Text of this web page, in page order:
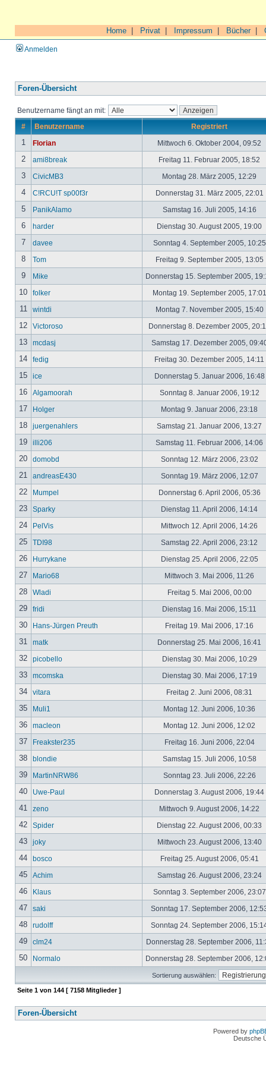
Home Privat Impressum Bücher|
Anmelden
Foren-Übersicht
Benutzername fängt an mit:
# Benutzername Registriert
1 Florian Mittwoch 6. Oktober 2004, 09:52
2 ami8break Freitag 11. Februar 2005, 18:52
3 CivicMB3 Montag 28. März 2005, 12:29
4 C!RCU!T sp00f3r Donnerstag 31. März 2005, 22:01
5 PanikAlamo Samstag 16. Juli 2005, 14:16
6 harder Dienstag 30. August 2005, 19:00
7 davee Sonntag 4. September 2005,
8 Tom Freitag 9. September 2005, 13:05
9 Mike Donnerstag 15. September 2005,
10 folker Montag 19. September 2005,
11 wintdi Montag 7. November 2005, 15:40
12 Victoroso Donnerstag 8. Dezember 2005,
13 mcdasj Samstag 17. Dezember 2005,
14 fedig Freitag 30. Dezember 2005, 14:11
15 ice Donnerstag 5. Januar 2006, 16:48
16 Algamoorah Sonntag 8. Januar 2006, 19:12
17 Holger Montag 9. Januar 2006, 23:18
18 juergenahlers Samstag 21. Januar 2006, 13:27
19 illi206 Samstag 11. Februar 2006, 14:06
20 domobd Sonntag 12. März 2006, 23:02
21 andreasE430 Sonntag 19. März 2006, 12:07
22 Mumpel Donnerstag 6. April 2006, 05:36
23 Sparky Dienstag 11. April 2006, 14:14
24 PelVis Mittwoch 12. April 2006, 14:26
25 TDI98 Samstag 22. April 2006, 23:12
26 Hurrykane Dienstag 25. April 2006, 22:05
27 Mario68 Mittwoch 3. Mai 2006, 11:26
28 Wladi Freitag 5. Mai 2006, 00:00
29 fridi Dienstag 16. Mai 2006, 15:11
30 Hans-Jürgen Preuth Freitag 19. Mai 2006, 17:16
31 matk Donnerstag 25. Mai 2006, 16:41
32 picobello Dienstag 30. Mai 2006, 10:29
33 mcomska Dienstag 30. Mai 2006, 17:19
34 vitara Freitag 2. Juni 2006, 08:31
35 Muli1 Montag 12. Juni 2006, 10:36
36 macleon Montag 12. Juni 2006, 12:02
37 Freakster235 Freitag 16. Juni 2006, 22:04
38 blondie Samstag 15. Juli 2006, 10:58
39 MartinNRW86 Sonntag 23. Juli 2006, 22:26
40 Uwe-Paul Donnerstag 3. August 2006, 19:44
41 zeno Mittwoch 9. August 2006, 14:22
42 Spider Dienstag 22. August 2006, 00:33
43 joky Mittwoch 23. August 2006, 13:40
44 bosco Freitag 25. August 2006, 05:41
45 Achim Samstag 26. August 2006, 23:24
46 Klaus Sonntag 3. September 2006,
47 saki Sonntag 17. September 2006,
48 rudolff Sonntag 24. September 2006,
49 clm24 Donnerstag 28. September 2006,
50 Normalo Donnerstag 28. September 2006,
Sortierung auswählen:
Seite 1 von 144 [ 7158 Mitglieder ]
Foren-Übersicht
Powered by
Deutsche